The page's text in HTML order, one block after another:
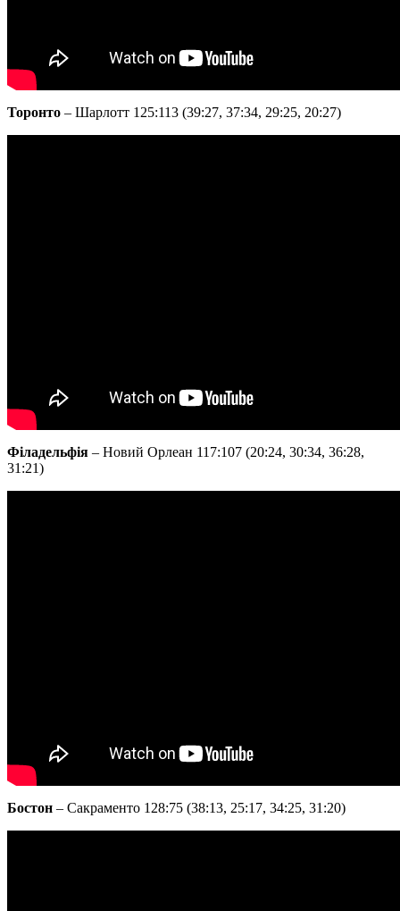
Торонто – Шарлотт 125:113 (39:27, 37:34, 29:25, 20:27)
Філадельфія – Новий Орлеан 117:107 (20:24, 30:34, 36:28,
31:21)
Бостон – Сакраменто 128:75 (38:13, 25:17, 34:25, 31:20)